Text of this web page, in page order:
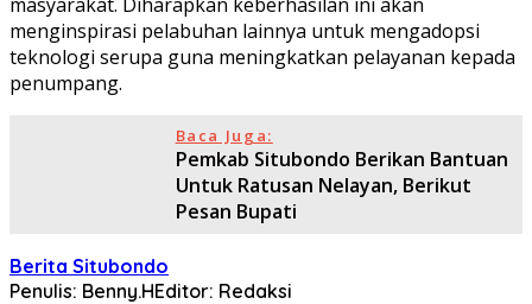
menginspirasi pelabuhan lainnya untuk mengadopsi
teknologi serupa guna meningkatkan pelayanan kepada
penumpang.
Baca Juga:
Pemkab Situbondo Berikan Bantuan
Untuk Ratusan Nelayan, Berikut
Pesan Bupati
Berita Situbondo
Penulis: Benny.HEditor: Redaksi